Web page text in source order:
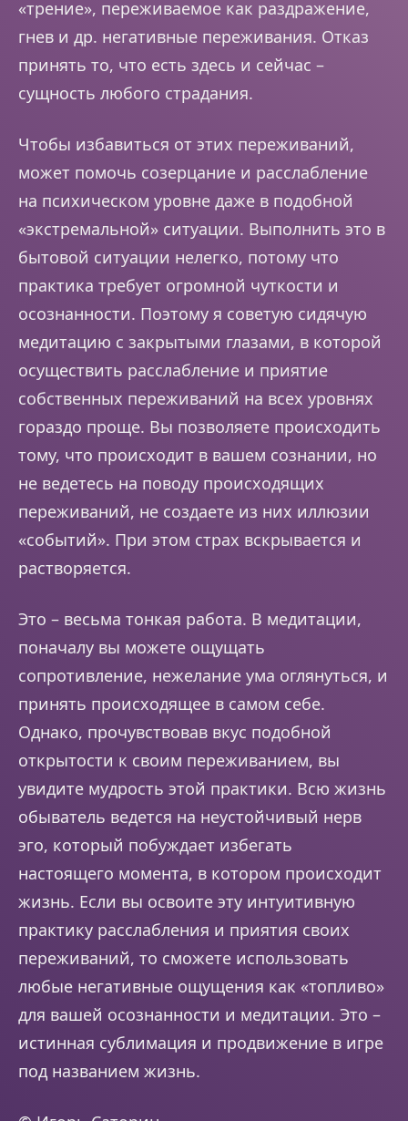
«трение», переживаемое как раздражение,
гнев и др. негативные переживания. Отказ
принять то, что есть здесь и сейчас –
сущность любого страдания.
Чтобы избавиться от этих переживаний,
может помочь созерцание и расслабление
на психическом уровне даже в подобной
«экстремальной» ситуации. Выполнить это в
бытовой ситуации нелегко, потому что
практика требует огромной чуткости и
осознанности. Поэтому я советую сидячую
медитацию с закрытыми глазами, в которой
осуществить расслабление и приятие
собственных переживаний на всех уровнях
гораздо проще. Вы позволяете происходить
тому, что происходит в вашем сознании, но
не ведетесь на поводу происходящих
переживаний, не создаете из них иллюзии
«событий». При этом страх вскрывается и
растворяется.
Это – весьма тонкая работа. В медитации,
поначалу вы можете ощущать
сопротивление, нежелание ума оглянуться, и
принять происходящее в самом себе.
Однако, прочувствовав вкус подобной
открытости к своим переживанием, вы
увидите мудрость этой практики. Всю жизнь
обыватель ведется на неустойчивый нерв
эго, который побуждает избегать
настоящего момента, в котором происходит
жизнь. Если вы освоите эту интуитивную
практику расслабления и приятия своих
переживаний, то сможете использовать
любые негативные ощущения как «топливо»
для вашей осознанности и медитации. Это –
истинная сублимация и продвижение в игре
под названием жизнь.